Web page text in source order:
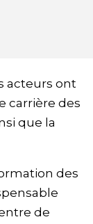
acteurs ont
carrière des
que la
des
de